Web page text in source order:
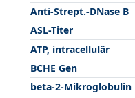
Anti-Strept.-DNase B
ASL-Titer
ATP, intracellulär
BCHE Gen
beta-2-Mikroglobulin